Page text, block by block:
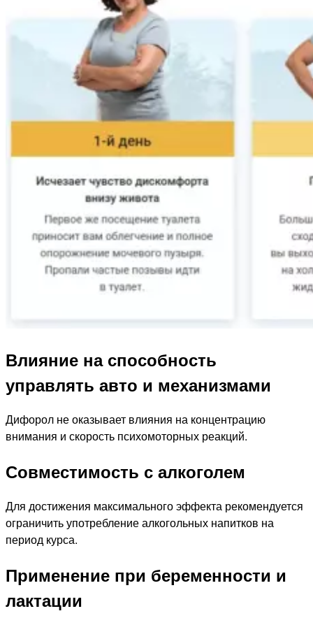
Влияние на способность
управлять авто и механизмами
Дифорол не оказывает влияния на концентрацию
внимания и скорость психомоторных реакций.
Совместимость с алкоголем
Для достижения максимального эффекта рекомендуется
ограничить употребление алкогольных напитков на
период курса.
Применение при беременности и
лактации